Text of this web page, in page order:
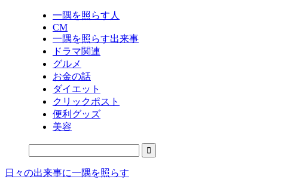
一隅を照らす人
CM
一隅を照らす出来事
ドラマ関連
グルメ
お金の話
ダイエット
クリックポスト
便利グッズ
美容
日々の出来事に一隅を照らす